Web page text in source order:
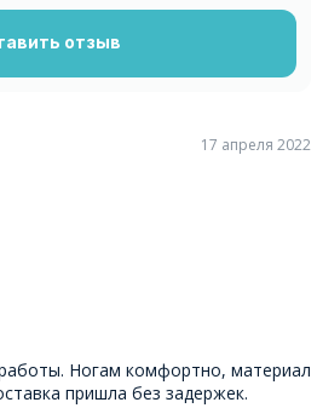
17 апреля 2022
Ногам комфортно, материал
пришла без задержек.
отзыв